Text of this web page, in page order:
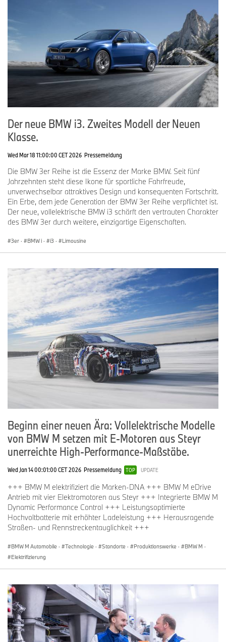
Der neue BMW i3. Zweites Modell der Neuen
Klasse.
Wed Mar 18 11:00:00 CET 2026 Pressemeldung
Die BMW 3er Reihe ist die Essenz der Marke BMW. Seit fünf
Jahrzehnten steht diese Ikone für sportliche Fahrfreude,
unverwechselbar attraktives Design und konsequenten Fortschritt.
Ein Erbe, dem jede Generation der BMW 3er Reihe verpflichtet ist.
Der neue, vollelektrische BMW i3 schärft den vertrauten Charakter
des BMW 3er durch weitere, einzigartige Eigenschaften.
3er · BMW i · i3 · Limousine
Beginn einer neuen Ära: Vollelektrische Modelle
von BMW M setzen mit E-Motoren aus Steyr
unerreichte High-Performance-Maßstäbe.
Wed Jan 14 00:01:00 CET 2026 Pressemeldung TOP UPDATE
+++ BMW M elektrifiziert die Marken-DNA +++ BMW M eDrive
Antrieb mit vier Elektromotoren aus Steyr +++ Integrierte BMW M
Dynamic Performance Control +++ Leistungsoptimierte
Hochvoltbatterie mit erhöhter Ladeleistung +++ Herausragende
Straßen- und Rennstreckentauglichkeit +++
BMW M Automobile · Technologie · Standorte · Produktionswerke · BMW M ·
Elektrifizierung